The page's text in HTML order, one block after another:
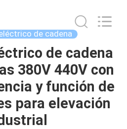
de cadena
de cadena
380V 440V con
y función de
para elevación